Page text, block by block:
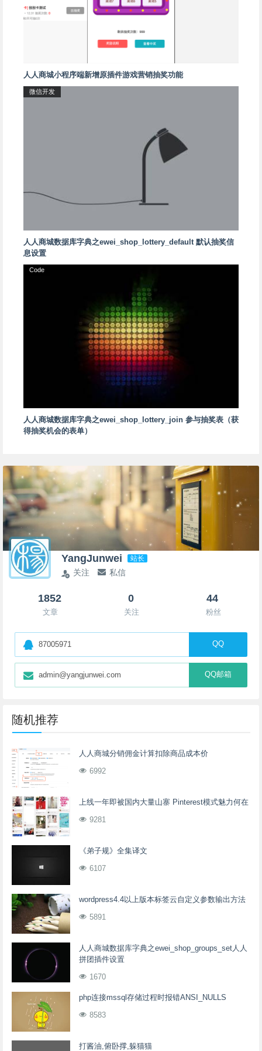
人人商城小程序端新增原插件游戏营销抽奖功能
微信开发
人人商城数据库字典之ewei_shop_lottery_default 默认抽奖信
息设置
Code
人人商城数据库字典之ewei_shop_lottery_join 参与抽奖表（获
得抽奖机会的表单）
YangJunwei 站长
关注 私信
1852
文章
0
关注
44
粉丝
87005971 QQ
admin@yangjunwei.com QQ邮箱
随机推荐
人人商城分销佣金计算扣除商品成本价
6992
上线一年即被国内大量山寨 Pinterest模式魅力何在
9281
《弟子规》全集译文
6107
wordpress4.4以上版本标签云自定义参数输出方法
5891
人人商城数据库字典之ewei_shop_groups_set人人
拼团插件设置
1670
php连接mssql存储过程时报错ANSI_NULLS
8583
打酱油,俯卧撑,躲猫猫